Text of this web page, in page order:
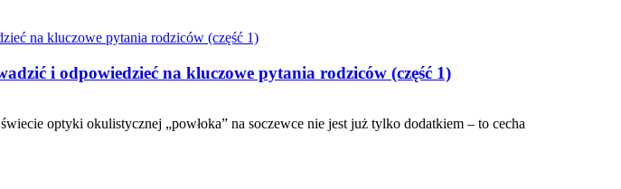
i odpowiedzieć na kluczowe pytania rodziców (część 1)
optyki okulistycznej „powłoka” na soczewce nie jest już tylko dodatkiem – to cecha